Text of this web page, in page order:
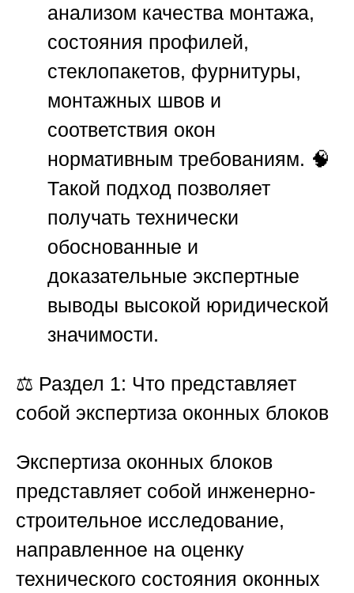
анализом качества монтажа,
состояния профилей,
стеклопакетов, фурнитуры,
монтажных швов и
соответствия окон
нормативным требованиям. 🧠
Такой подход позволяет
получать технически
обоснованные и
доказательные экспертные
выводы высокой юридической
значимости.
⚖️ Раздел 1: Что представляет
собой экспертиза оконных блоков
Экспертиза оконных блоков
представляет собой инженерно-
строительное исследование,
направленное на оценку
технического состояния оконных